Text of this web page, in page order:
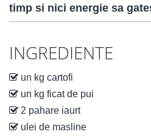
timp si nici energie sa
INGREDIENTE
un kg cartofi
un kg ficat de pui
2 pahare iaurt
ulei de masline